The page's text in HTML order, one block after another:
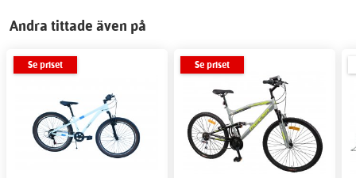
Andra tittade även på
Se priset Se priset